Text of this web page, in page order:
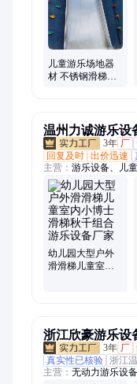
儿童游乐场地器
材 不锈钢滑梯异
温州力诚游乐设
3年 厂
回复及时 出价迅速
主营： 游乐设备、儿
梯、滑滑梯、滑梯、
幼儿园大型户外
滑滑梯儿童室内
浙江欣豪游乐设
3年 厂
真实性已核验 浙江
主营： 无动力游乐设